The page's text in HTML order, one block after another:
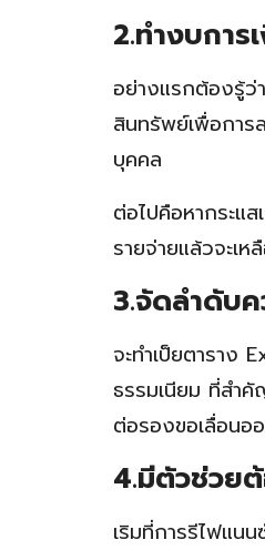
2.ทำงบการ
อย่างแรกต้องรู้ว่
สินทรัพย์เพื่อการ
บุคคล
ต่อไปคือหากระแ
รายจ่ายแล้วจะเห
3.จัดลำดับ
จะทำเป็ยตาราง
ธรรมเนียม ที่สำ
ต่อรองขอเลื่อนอ
4.มีตัวช่วย
เริมที่การรีไฟแน